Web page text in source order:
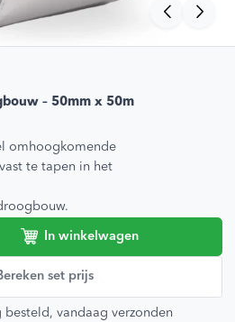
– 50mm x 50m
omhoogkomende
te tapen in het
In winkelwagen
set prijs
besteld, vandaag verzonden